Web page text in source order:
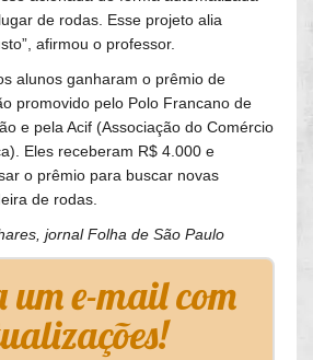
de rodas. Esse projeto alia
afirmou o professor.
alunos ganharam o prêmio de
promovido pelo Polo Francano de
e pela Acif (Associação do Comércio
Eles receberam R$ 4.000 e
o prêmio para buscar novas
de rodas.
jornal Folha de São Paulo
um e-mail com